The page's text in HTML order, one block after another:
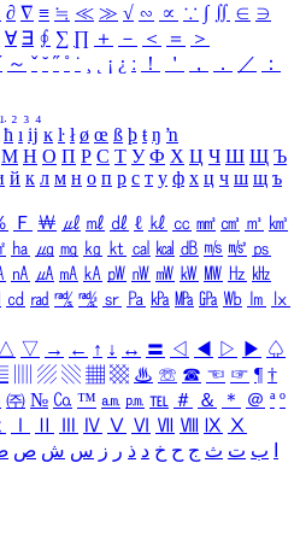
∂ ∇ ≡ ≒ ≪ ≫ √ ∽ ∝ ∵ ∫ ∬ ∈ ∋
∀ ∃ ∮ ∑ ∏ ＋ － ＜ ＝
＞
～ ˇ ˘ ˝ ˚ ˙ ¸ ¡ ¿ ː ！ ＇ ， ． ／
：
₁ ₂ ₃ ₄
ħ ı ĳ ĸ ŀ ł ø œ ß þ ŧ ŋ ŉ
М Н О П Р С Т У Ф Х Ц Ч Ш Щ Ъ
й к л м н о п р с т у ф х ц ч ш щ ъ
Ｆ ￦ ㎕ ㎖ ㎗ ℓ ㎘ ㏄ ㎣ ㎤ ㎥ ㎦
㏊ ㎍ ㎎ ㎏ ㏏ ㎈ ㎉ ㏈ ㎧ ㎨ ㎰
㎁ ㎂ ㎃ ㎄ ㎺ ㎻ ㎽ ㎾ ㎿ ㎐ ㎑
㏅ ㎭ ㎮ ㎯ ㏛ ㎩ ㎪ ㎫ ㎬ ㏝ ㏐
㏓
△ ▽ → ← ↑ ↓ ↔ 〓 ◁ ◀ ▷ ▶ ♤
▨ ▧ ▦ ▩ ♨ ☏ ☎ ☜ ☞ ¶ †
㈜ № ㏇ ™ ㏂ ㏘ ℡ ＃ ＆ ＊ ＠ ª º
Ⅳ Ⅴ Ⅵ Ⅶ Ⅷ Ⅸ Ⅹ
ب ت ث ج ح خ د ذ ر ز س ش ص